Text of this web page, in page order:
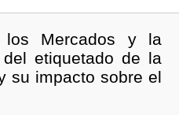
los Mercados y la
etiquetado de la
su impacto sobre el